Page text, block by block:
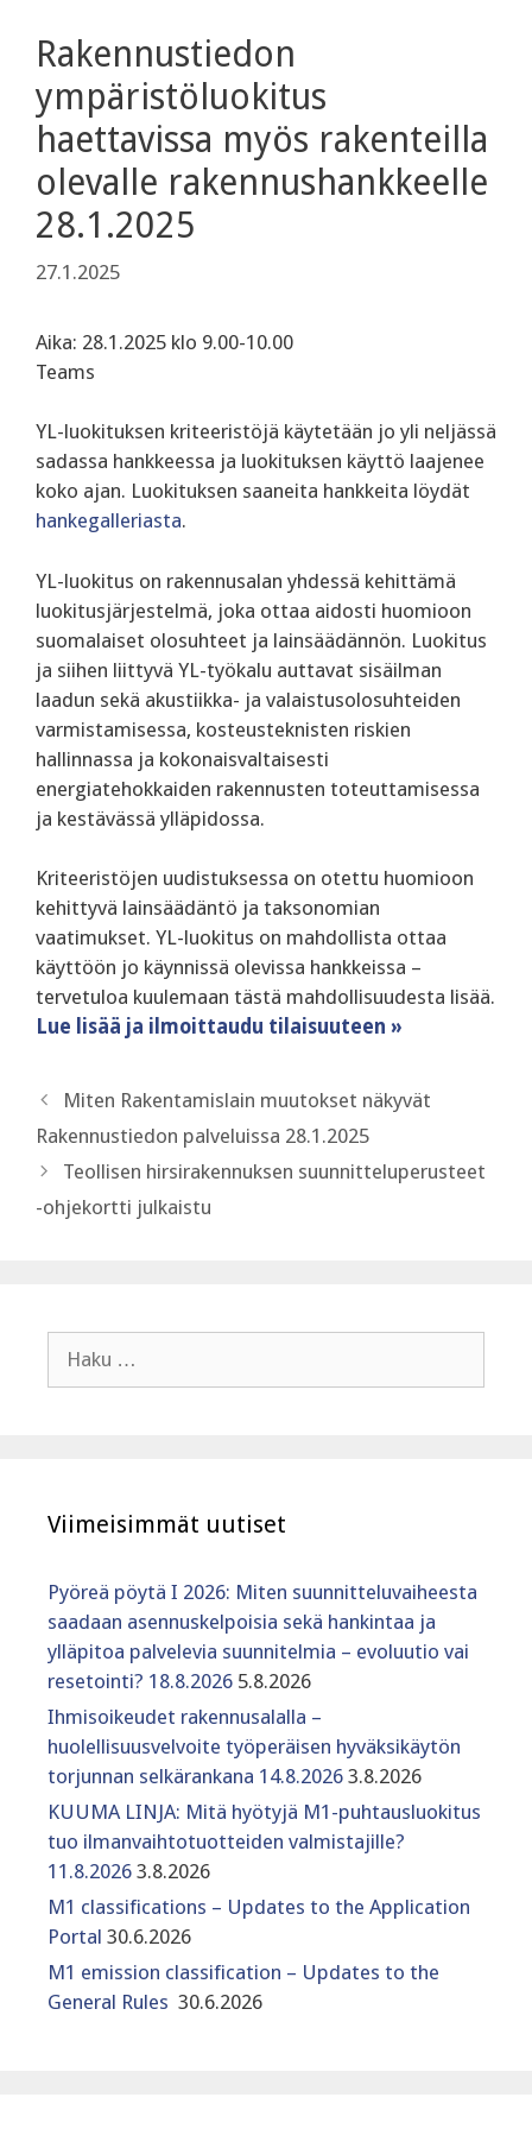
Rakennustiedon
ympäristöluokitus
haettavissa myös rakenteilla
olevalle rakennushankkeelle
28.1.2025
27.1.2025
Aika: 28.1.2025 klo 9.00-10.00
Teams
YL-luokituksen kriteeristöjä käytetään jo yli neljässä
sadassa hankkeessa ja luokituksen käyttö laajenee
koko ajan. Luokituksen saaneita hankkeita löydät
hankegalleriasta.
‍YL-luokitus on rakennusalan yhdessä kehittämä
luokitusjärjestelmä, joka ottaa aidosti huomioon
suomalaiset olosuhteet ja lainsäädännön. Luokitus
ja siihen liittyvä YL-työkalu auttavat sisäilman
laadun sekä akustiikka- ja valaistusolosuhteiden
varmistamisessa, kosteusteknisten riskien
hallinnassa ja kokonaisvaltaisesti
energiatehokkaiden rakennusten toteuttamisessa
ja kestävässä ylläpidossa.
‍Kriteeristöjen uudistuksessa on otettu huomioon
kehittyvä lainsäädäntö ja taksonomian
vaatimukset. YL-luokitus on mahdollista ottaa
käyttöön jo käynnissä olevissa hankkeissa –
tervetuloa kuulemaan tästä mahdollisuudesta lisää.
Lue lisää ja ilmoittaudu tilaisuuteen »
Miten Rakentamislain muutokset näkyvät
Rakennustiedon palveluissa 28.1.2025
‍Teollisen hirsirakennuksen suunnitteluperusteet
-ohjekortti julkaistu
Viimeisimmät uutiset
Pyöreä pöytä I 2026: Miten suunnitteluvaiheesta
saadaan asennuskelpoisia sekä hankintaa ja
ylläpitoa palvelevia suunnitelmia – evoluutio vai
resetointi? 18.8.2026 5.8.2026
Ihmisoikeudet rakennusalalla –
huolellisuusvelvoite työperäisen hyväksikäytön
torjunnan selkärankana 14.8.2026 3.8.2026
KUUMA LINJA: Mitä hyötyjä M1-puhtausluokitus
tuo ilmanvaihtotuotteiden valmistajille?
11.8.2026 3.8.2026
M1 classifications – Updates to the Application
Portal 30.6.2026
M1 emission classification – Updates to the
General Rules 30.6.2026